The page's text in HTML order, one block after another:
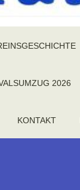
2026
KONTAKT